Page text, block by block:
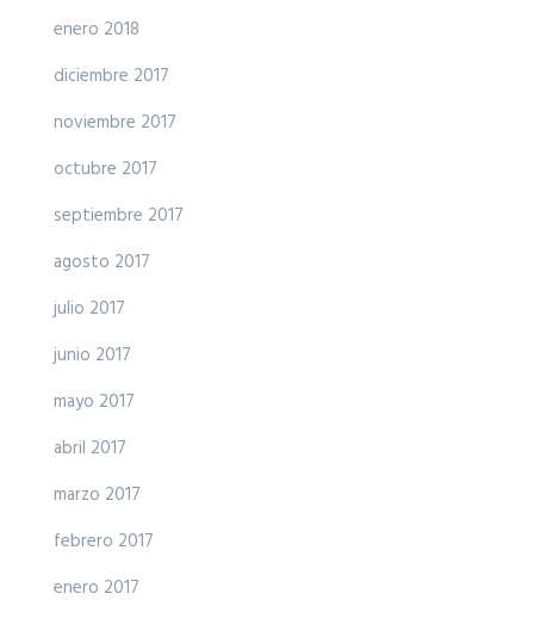
enero 2018
diciembre 2017
noviembre 2017
octubre 2017
septiembre 2017
agosto 2017
julio 2017
junio 2017
mayo 2017
abril 2017
marzo 2017
febrero 2017
enero 2017